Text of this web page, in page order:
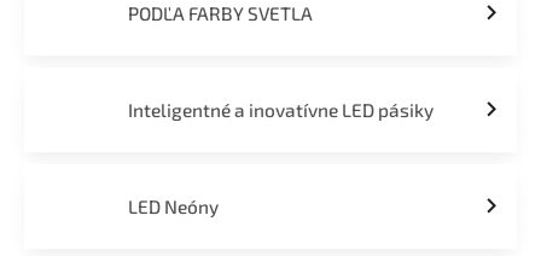
PODĽA FARBY SVETLA
Inteligentné a inovatívne LED pásiky
LED Neóny